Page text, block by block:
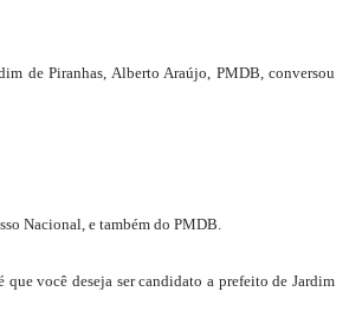
de Piranhas, Alberto Araújo, PMDB, conversou
Nacional, e também do PMDB.
você deseja ser candidato a prefeito de Jardim